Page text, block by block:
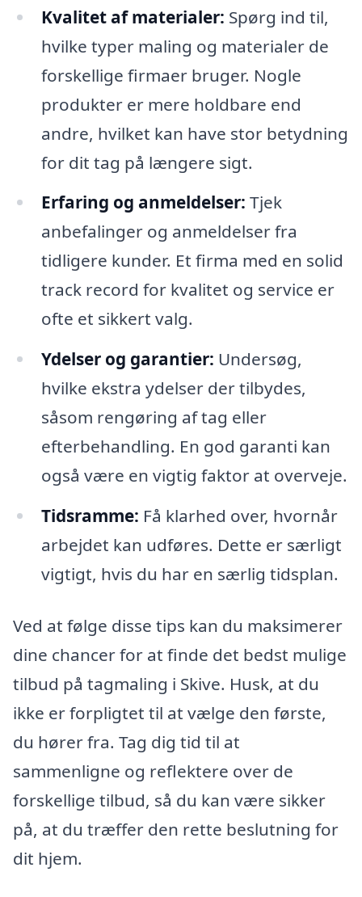
Kvalitet af materialer: Spørg ind til,
hvilke typer maling og materialer de
forskellige firmaer bruger. Nogle
produkter er mere holdbare end
andre, hvilket kan have stor betydning
for dit tag på længere sigt.
Erfaring og anmeldelser: Tjek
anbefalinger og anmeldelser fra
tidligere kunder. Et firma med en solid
track record for kvalitet og service er
ofte et sikkert valg.
Ydelser og garantier: Undersøg,
hvilke ekstra ydelser der tilbydes,
såsom rengøring af tag eller
efterbehandling. En god garanti kan
også være en vigtig faktor at overveje.
Tidsramme: Få klarhed over, hvornår
arbejdet kan udføres. Dette er særligt
vigtigt, hvis du har en særlig tidsplan.
Ved at følge disse tips kan du maksimerer
dine chancer for at finde det bedst mulige
tilbud på tagmaling i Skive. Husk, at du
ikke er forpligtet til at vælge den første,
du hører fra. Tag dig tid til at
sammenligne og reflektere over de
forskellige tilbud, så du kan være sikker
på, at du træffer den rette beslutning for
dit hjem.